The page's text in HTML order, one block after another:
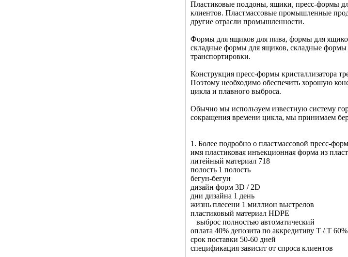
Пластиковые поддоны, ящики, пресс-формы
клиентов. Пластмассовые промышленные
другие отрасли промышленности.
Формы для ящиков для пива, формы для
складные формы для ящиков, складные
транспортировки.
Конструкция пресс-формы кристаллизатора
Поэтому необходимо обеспечить хорошую
цикла и плавного выброса.
Обычно мы используем известную систему
сокращения времени цикла, мы принимаем
1. Более подробно о пластмассовой пресс-
имя пластиковая инъекционная форма из
литейный материал 718
полость 1 полость
бегун-бегун
дизайн форм 3D / 2D
дни дизайна 1 день
жизнь плесени 1 миллион выстрелов
пластиковый материал HDPE
выброс полностью автоматический
оплата 40% депозита по аккредитиву T / T
срок поставки 50-60 дней
спецификация зависит от спроса клиентов